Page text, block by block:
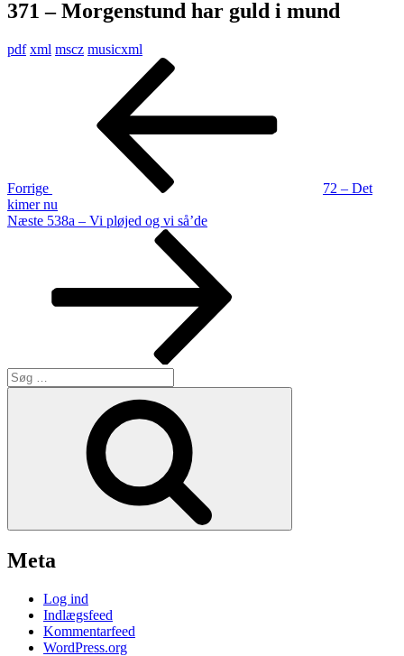
371 – Morgenstund har guld i mund
pdf xml mscz musicxml
Indlægsnavigation
Forrige
72 – Det
kimer nu
Næste
Næste 538a – Vi pløjed og vi så’de
Søg
efter:
Meta
Log ind
Indlægsfeed
Kommentarfeed
WordPress.org